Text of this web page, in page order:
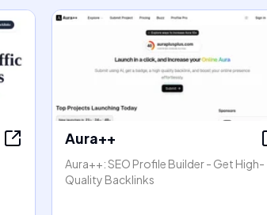
Aura++
Aura++: SEO Profile Builder - Get High-
Quality Backlinks